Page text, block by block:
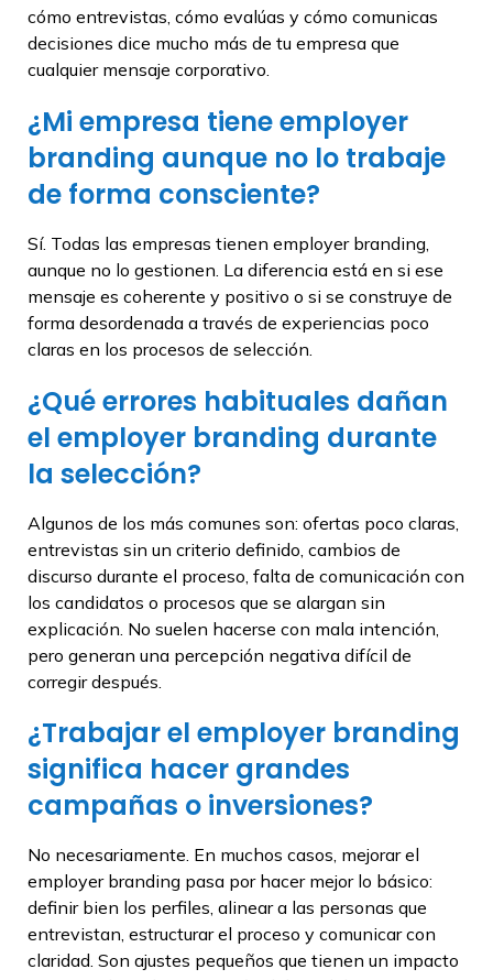
cómo entrevistas, cómo evalúas y cómo comunicas
decisiones dice mucho más de tu empresa que
cualquier mensaje corporativo.
¿Mi empresa tiene employer
branding aunque no lo trabaje
de forma consciente?
Sí. Todas las empresas tienen employer branding,
aunque no lo gestionen. La diferencia está en si ese
mensaje es coherente y positivo o si se construye de
forma desordenada a través de experiencias poco
claras en los procesos de selección.
¿Qué errores habituales dañan
el employer branding durante
la selección?
Algunos de los más comunes son: ofertas poco claras,
entrevistas sin un criterio definido, cambios de
discurso durante el proceso, falta de comunicación con
los candidatos o procesos que se alargan sin
explicación. No suelen hacerse con mala intención,
pero generan una percepción negativa difícil de
corregir después.
¿Trabajar el employer branding
significa hacer grandes
campañas o inversiones?
No necesariamente. En muchos casos, mejorar el
employer branding pasa por hacer mejor lo básico:
definir bien los perfiles, alinear a las personas que
entrevistan, estructurar el proceso y comunicar con
claridad. Son ajustes pequeños que tienen un impacto